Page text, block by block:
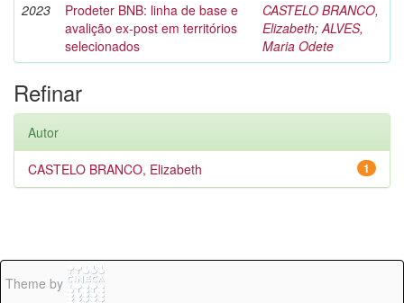
2023
Prodeter BNB: linha de base e
avalição ex-post em territórios
selecionados
CASTELO BRANCO,
Elizabeth;ALVES,
Maria Odete
Refinar
Autor
1
CASTELO BRANCO, Elizabeth
Theme by